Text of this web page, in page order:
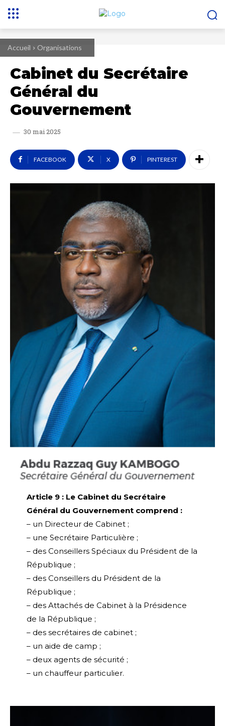
Accueil Organisations
Cabinet du Secrétaire
Général du
Gouvernement
30 mai 2025
FACEBOOK X PINTEREST
Article 9 : Le Cabinet du Secrétaire
Général du Gouvernement comprend :
– un Directeur de Cabinet ;
– une Secrétaire Particulière ;
– des Conseillers Spéciaux du Président de la
République ;
– des Conseillers du Président de la
République ;
– des Attachés de Cabinet à la Présidence
de la République ;
– des secrétaires de cabinet ;
– un aide de camp ;
– deux agents de sécurité ;
– un chauffeur particulier.